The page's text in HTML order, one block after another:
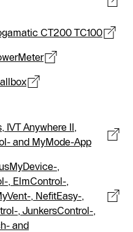
CT200 TC100
IVT Anywhere II,
and MyMode-App
,
, ElmControl-,
, NefitEasy-,
, JunkersControl-,
and